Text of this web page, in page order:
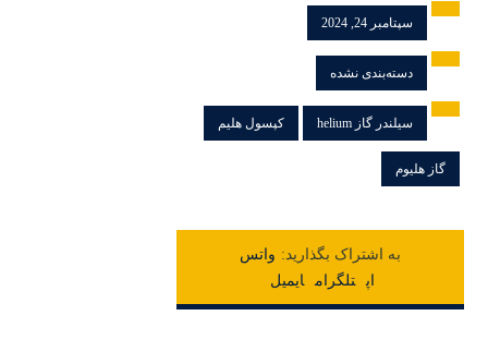
سپتامبر 24, 2024
دسته‌بندی نشده
سیلندر گاز helium کپسول هلیم
گاز هلیوم
واتس
اپ
تلگرام ایمیل